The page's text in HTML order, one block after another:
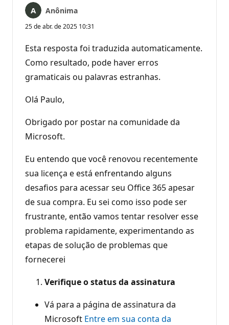
Anônima
25 de abr. de 2025 10:31
Esta resposta foi traduzida automaticamente.
Como resultado, pode haver erros
gramaticais ou palavras estranhas.
Olá Paulo,
Obrigado por postar na comunidade da
Microsoft.
Eu entendo que você renovou recentemente
sua licença e está enfrentando alguns
desafios para acessar seu Office 365 apesar
de sua compra. Eu sei como isso pode ser
frustrante, então vamos tentar resolver esse
problema rapidamente, experimentando as
etapas de solução de problemas que
fornecerei
Verifique o status da assinatura
Vá para a página de assinatura da
Microsoft Entre em sua conta da